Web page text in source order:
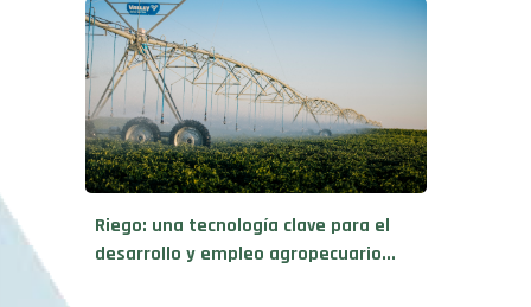
Riego: una tecnología clave para el
desarrollo y empleo agropecuario...